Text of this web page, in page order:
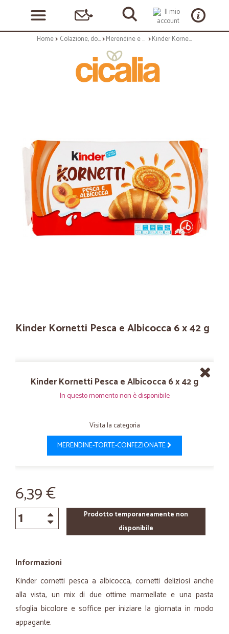
Home Colazione, dolciumi e snack Merendine e torte confezionate Kinder Kornetti Pesca e Albicocca 6 x 42 g
Kinder Kornetti Pesca e Albicocca 6 x 42 g
Kinder Kornetti Pesca e Albicocca 6 x 42 g
In questo momento non è disponibile
Visita la categoria
MERENDINE-TORTE-CONFEZIONATE
6,39 €
Prodotto temporaneamente non
disponibile
Informazioni
Kinder cornetti pesca a albicocca, cornetti deliziosi anche
alla vista, un mix di due ottime marmellate e una pasta
sfoglia bicolore e soffice per iniziare la giornata in modo
appagante.